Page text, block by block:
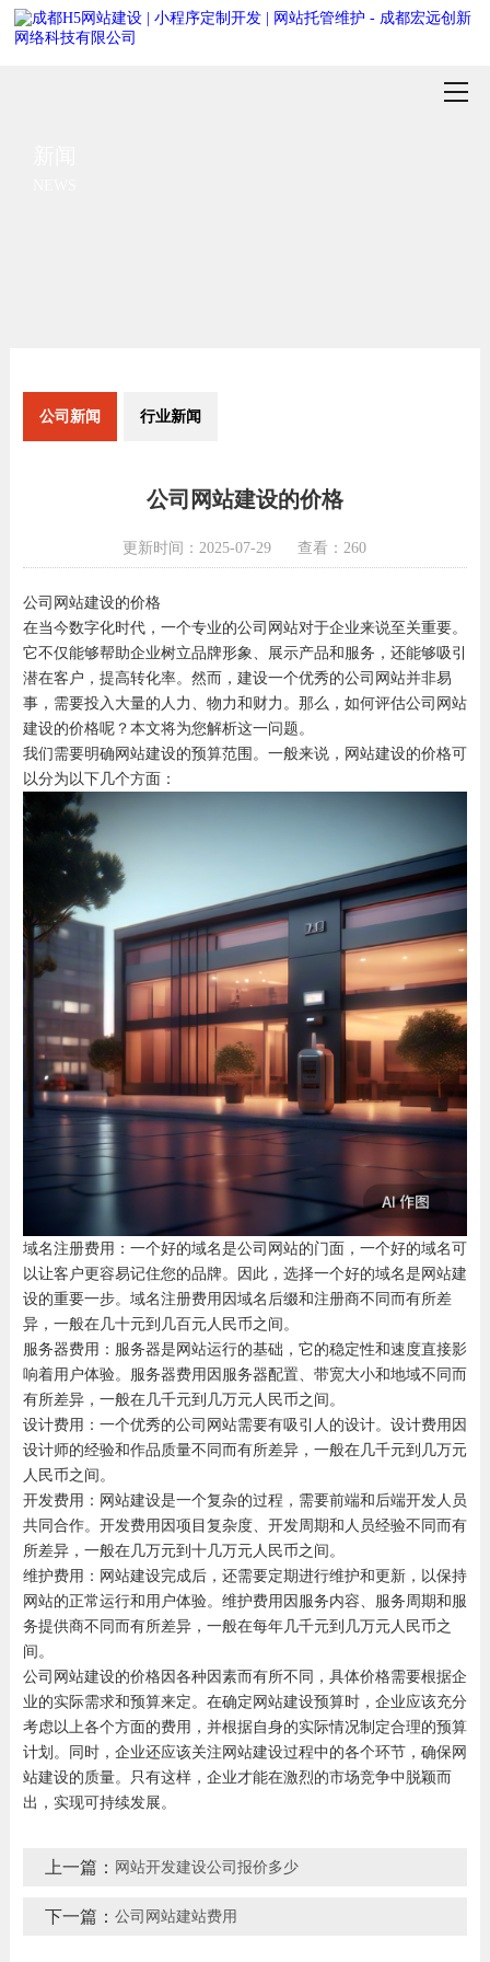
公司新闻 行业新闻
公司网站建设的价格
更新时间：2025-07-29 查看：260
公司网站建设的价格
在当今数字化时代，一个专业的公司网站对于企业来说至关重要。
它不仅能够帮助企业树立品牌形象、展示产品和服务，还能够吸引
潜在客户，提高转化率。然而，建设一个优秀的公司网站并非易
事，需要投入大量的人力、物力和财力。那么，如何评估公司网站
建设的价格呢？本文将为您解析这一问题。
我们需要明确网站建设的预算范围。一般来说，网站建设的价格可
以分为以下几个方面：
域名注册费用：一个好的域名是公司网站的门面，一个好的域名可
以让客户更容易记住您的品牌。因此，选择一个好的域名是网站建
设的重要一步。域名注册费用因域名后缀和注册商不同而有所差
异，一般在几十元到几百元人民币之间。
服务器费用：服务器是网站运行的基础，它的稳定性和速度直接影
响着用户体验。服务器费用因服务器配置、带宽大小和地域不同而
有所差异，一般在几千元到几万元人民币之间。
设计费用：一个优秀的公司网站需要有吸引人的设计。设计费用因
设计师的经验和作品质量不同而有所差异，一般在几千元到几万元
人民币之间。
开发费用：网站建设是一个复杂的过程，需要前端和后端开发人员
共同合作。开发费用因项目复杂度、开发周期和人员经验不同而有
所差异，一般在几万元到十几万元人民币之间。
维护费用：网站建设完成后，还需要定期进行维护和更新，以保持
网站的正常运行和用户体验。维护费用因服务内容、服务周期和服
务提供商不同而有所差异，一般在每年几千元到几万元人民币之
间。
公司网站建设的价格因各种因素而有所不同，具体价格需要根据企
业的实际需求和预算来定。在确定网站建设预算时，企业应该充分
考虑以上各个方面的费用，并根据自身的实际情况制定合理的预算
计划。同时，企业还应该关注网站建设过程中的各个环节，确保网
站建设的质量。只有这样，企业才能在激烈的市场竞争中脱颖而
出，实现可持续发展。
上一篇： 网站开发建设公司报价多少
下一篇： 公司网站建站费用